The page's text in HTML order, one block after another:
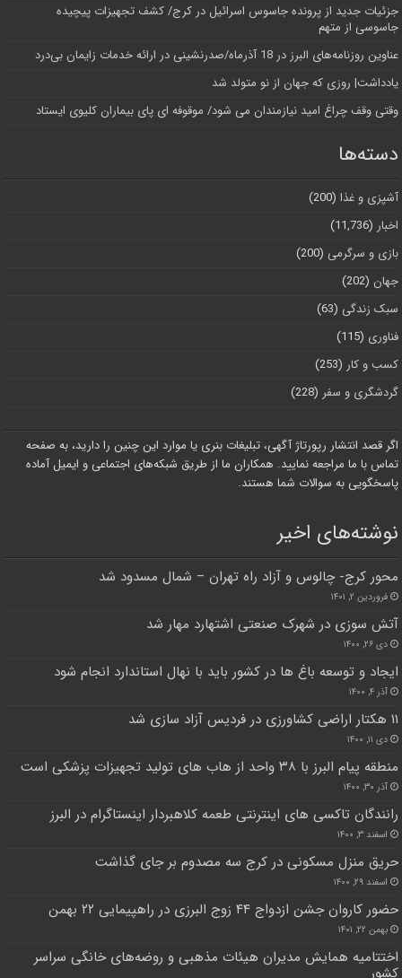
جزئیات جدید از پرونده جاسوس اسرائیل در کرج/‌ کشف تجهیزات پیچیده
جاسوسی از متهم
عناوین روزنامه‌های البرز در ‌18 آذرماه/صدرنشینی در ارائه خدمات زایمان بی‌درد
یادداشت| روزی که جهان از نو متولد شد
وقتی وقف چراغ امید نیازمندان می شود/ موقوفه ای پای بیماران کلیوی ایستاد
دسته‌ها
آشپزی و غذا (200)
اخبار (11,736)
بازی و سرگرمی (200)
جهان (202)
سبک زندگی (63)
فناوری (115)
کسب و کار (253)
گردشگری و سفر (228)
اگر قصد انتشار رپورتاژ آگهی، تبلیغات بنری یا موارد این چنین را دارید، به صفحه
تماس با ما مراجعه نمایید. همکاران ما از طریق شبکه‌های اجتماعی و ایمیل آماده
پاسخگویی به سوالات شما هستند.
نوشته‌های اخیر
محور کرج- چالوس و آزاد راه تهران – شمال مسدود شد
فروردین ۲, ۱۴۰۱
آتش سوزی در شهرک صنعتی اشتهارد مهار شد
دی ۲۶, ۱۴۰۰
ایجاد و توسعه باغ ها در کشور باید با نهال استاندارد انجام شود
آذر ۴, ۱۴۰۰
۱۱ هکتار اراضی کشاورزی در فردیس آزاد سازی شد
دی ۱۱, ۱۴۰۰
منطقه پیام البرز با ۳۸ واحد از هاب های تولید تجهیزات پزشکی است
آذر ۳۰, ۱۴۰۰
رانندگان تاکسی های اینترنتی طعمه کلاهبردار اینستاگرام در البرز
اسفند ۳, ۱۴۰۰
حریق منزل مسکونی در کرج سه مصدوم بر جای گذاشت
اسفند ۲۹, ۱۴۰۰
حضور کاروان جشن ازدواج ۴۴ زوج البرزی در راهپیمایی ۲۲ بهمن
بهمن ۲۲, ۱۴۰۱
اختتامیه همایش مدیران هیئات مذهبی و روضه‌های خانگی سراسر
کشور